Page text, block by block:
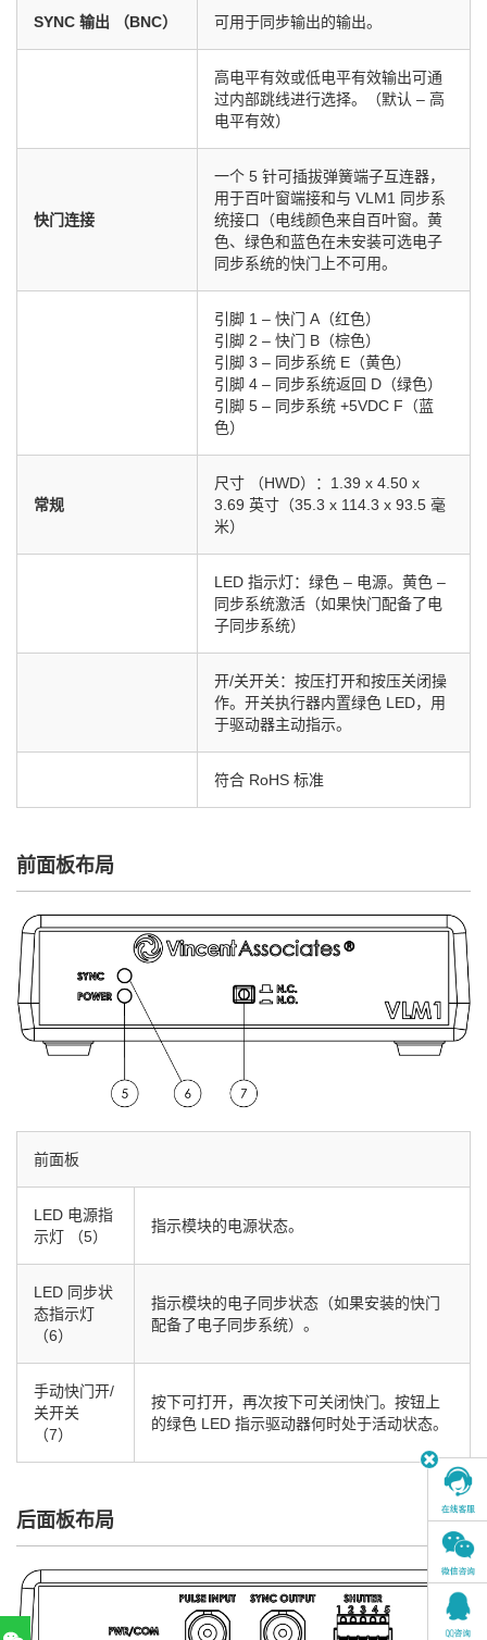
SYNC 输出 （BNC） 可用于同步输出的输出。
高电平有效或低电平有效输出可通
过内部跳线进行选择。（默认 – 高
电平有效）
快门连接
一个 5 针可插拔弹簧端子互连器，
用于百叶窗端接和与 VLM1 同步系
统接口（电线颜色来自百叶窗。黄
色、绿色和蓝色在未安装可选电子
同步系统的快门上不可用。
引脚 1 – 快门 A（红色）
引脚 2 – 快门 B（棕色）
引脚 3 – 同步系统 E（黄色）
引脚 4 – 同步系统返回 D（绿色）
引脚 5 – 同步系统 +5VDC F（蓝
色）
常规
尺寸 （HWD）：1.39 x 4.50 x
3.69 英寸（35.3 x 114.3 x 93.5 毫
米）
LED 指示灯：绿色 – 电源。黄色 –
同步系统激活（如果快门配备了电
子同步系统）
开/关开关：按压打开和按压关闭操
作。开关执行器内置绿色 LED，用
于驱动器主动指示。
符合 RoHS 标准
前面板布局
前面板
LED 电源指
示灯 （5）
指示模块的电源状态。
LED 同步状
态指示灯
（6）
指示模块的电子同步状态（如果安装的快门
配备了电子同步系统）。
手动快门开/
关开关
（7）
按下可打开，再次按下可关闭快门。按钮上
的绿色 LED 指示驱动器何时处于活动状态。
后面板布局